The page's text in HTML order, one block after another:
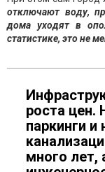
отключают воду,
дома уходят в
статистике, это не
роста цен.
паркинги
много лет,